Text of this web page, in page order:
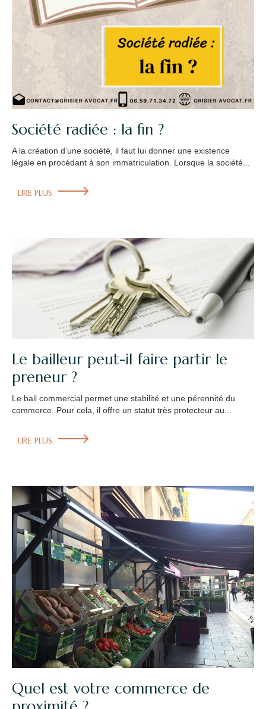
Société radiée : la fin ?
A la création d’une société, il faut lui donner une existence
légale en procédant à son immatriculation. Lorsque la société...
LIRE PLUS
Le bailleur peut-il faire partir le
preneur ?
Le bail commercial permet une stabilité et une pérennité du
commerce. Pour cela, il offre un statut très protecteur au...
LIRE PLUS
Quel est votre commerce de